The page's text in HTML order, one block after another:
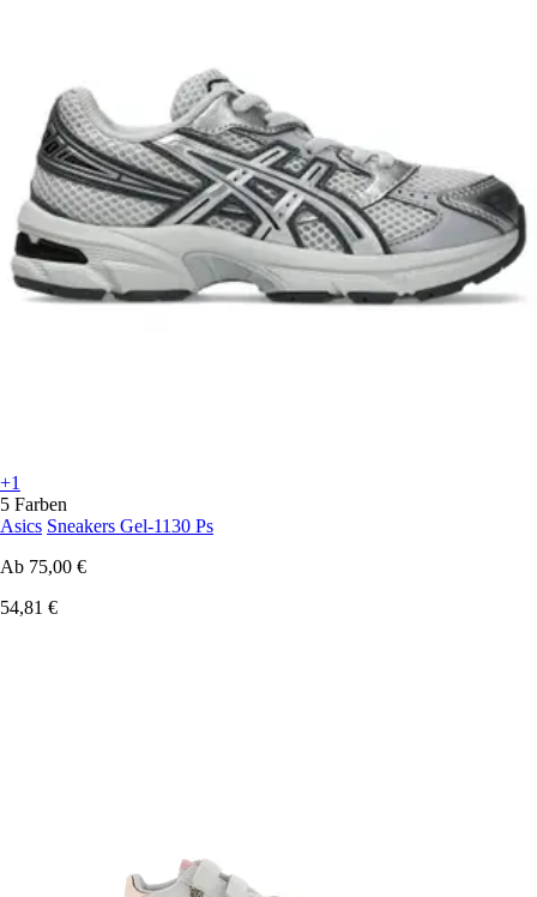
+1
5 Farben
Asics Sneakers Gel-1130 Ps
Ab 75,00 €
54,81 €